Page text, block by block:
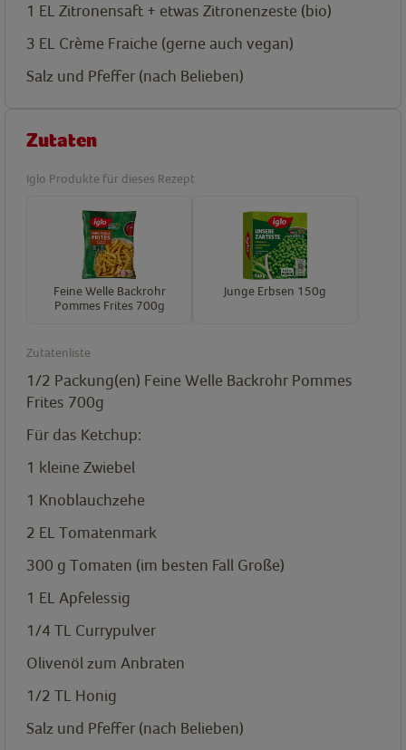
1 EL Zitronensaft + etwas Zitronenzeste (bio)
3 EL Crème Fraiche (gerne auch vegan)
Salz und Pfeffer (nach Belieben)
Zutaten
Iglo Produkte für dieses Rezept
Feine Welle Backrohr
Pommes Frites 700g
Junge Erbsen 150g
Zutatenliste
1/2 Packung(en) Feine Welle Backrohr Pommes
Frites 700g
Für das Ketchup:
1 kleine Zwiebel
1 Knoblauchzehe
2 EL Tomatenmark
300 g Tomaten (im besten Fall Große)
1 EL Apfelessig
1/4 TL Currypulver
Olivenöl zum Anbraten
1/2 TL Honig
Salz und Pfeffer (nach Belieben)